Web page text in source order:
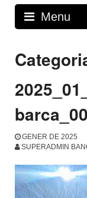
Menu
GENER DE 2025
SUPERADMIN